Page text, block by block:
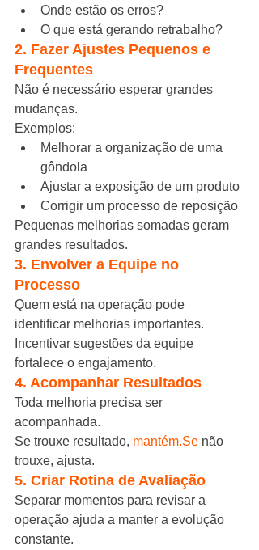
Onde estão os erros?
O que está gerando retrabalho?
2. Fazer Ajustes Pequenos e
Frequentes
Não é necessário esperar grandes
mudanças.
Exemplos:
Melhorar a organização de uma
gôndola
Ajustar a exposição de um produto
Corrigir um processo de reposição
Pequenas melhorias somadas geram
grandes resultados.
3. Envolver a Equipe no
Processo
Quem está na operação pode
identificar melhorias importantes.
Incentivar sugestões da equipe
fortalece o engajamento.
4. Acompanhar Resultados
Toda melhoria precisa ser
acompanhada.
Se trouxe resultado, mantém.Se não
trouxe, ajusta.
5. Criar Rotina de Avaliação
Separar momentos para revisar a
operação ajuda a manter a evolução
constante.